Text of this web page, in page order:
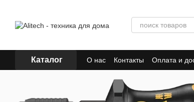
Каталог О нас Контакты Оплата и